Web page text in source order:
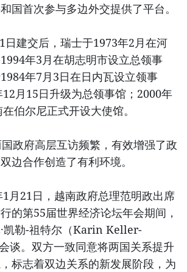
国首次参与多边外交提供了平台。
日建交后，瑞士于1973年2月在河
年3月在胡志明市设立总领事
年7月3日在日内瓦设立领事
月15日升级为总领事馆；2000年
伯尔尼正式开设大使馆。
政府高层互访频繁，有效增强了政
边合作创造了有利环境。
月21日，越南政府总理范明政出席
的第55届世界经济论坛年会期间，
凯勒-祖特尔（Karin Keller-
谈。双方一致同意将两国关系提升
标志着双边关系的新发展阶段，为